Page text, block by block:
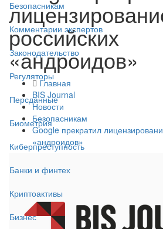
Безопасникам
Комментарии экспертов
Законодательство
Регуляторы
Персданные
Биометрия
Киберпреступность
Банки и финтех
Криптоактивы
Бизнес
российских
«андроидов»
Главная
BIS Journal
Новости
Безопасникам
Google прекратил
«андроидов»